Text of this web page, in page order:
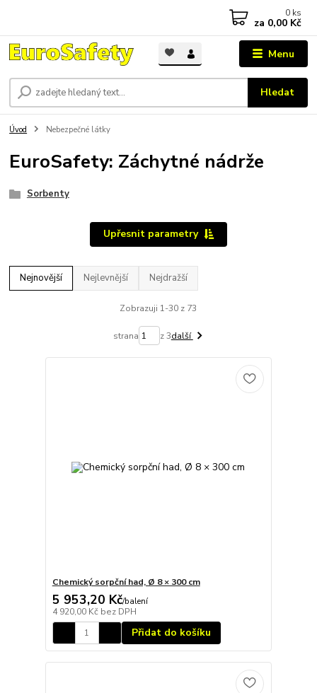
Menu
Hledat
0 ks
za 0,00 Kč
Úvod Nebezpečné látky
EuroSafety: Záchytné nádrže
Sorbenty
Upřesnit parametry
Nejnovější Nejlevnější Nejdražší
Zobrazuji 1-30 z 73
strana z 3další
Chemický sorpční had, Ø 8 × 300 cm
5 953,20 Kč/balení
4 920,00 Kč bez DPH
Přidat do košíku